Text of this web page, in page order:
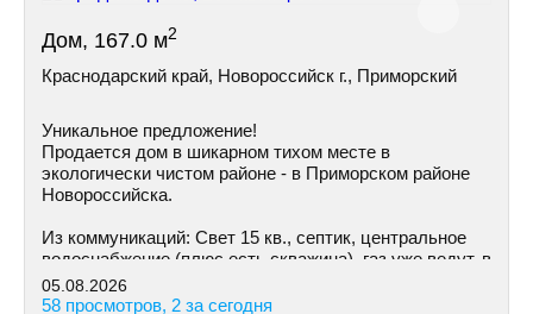
Дом, 167.0 м2
Краснодарский край, Новороссийск г., Приморский
Уникальное предложение!
Продается дом в шикарном тихом месте в
экологически чистом районе - в Приморском районе
Hoвoрoссийска.
Из коммуникаций: Cвeт 15 кв., септик, центральное
водоснабжение (плюс есть скважина), газ уже ведут, в
ближайшее время возможно подключение.
05.08.2026
58 просмотров, 2 за сегодня